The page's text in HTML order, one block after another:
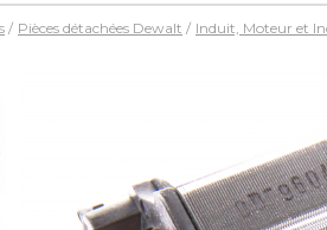
Pièces détachées Dewalt Induit, Moteur et